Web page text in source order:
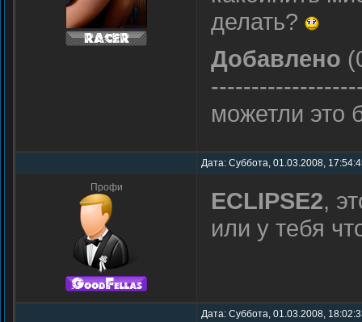
делать?
Добавлено
можетли это
Дата: Суббота, 01.03.2008,
Профи ECLIPSE2,
или у тебя
Дата: Суббота, 01.03.2008,